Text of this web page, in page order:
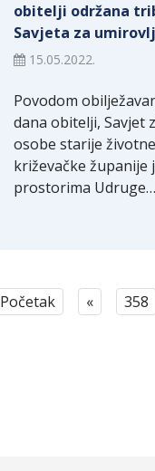
obitelji održana
Savjeta za
15.05.2022.
Povodom
dana obitelji, Savjet
osobe starije
križevačke županije
prostorima Udruge…
Početak « 358